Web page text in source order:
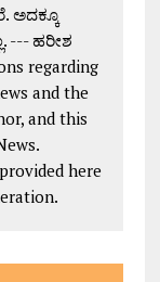
ಅದಕ್ಕೂ
--- ಹರೀಶ
regarding
and the
and this
here